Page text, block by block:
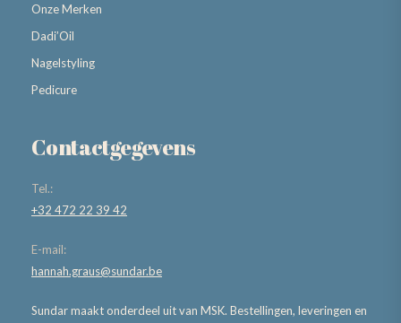
Onze Merken
Dadi’Oil
Nagelstyling
Pedicure
Contactgegevens
Tel.:
+32 472 22 39 42
E-mail:
hannah.graus@sundar.be
Sundar maakt onderdeel uit van MSK. Bestellingen, leveringen en